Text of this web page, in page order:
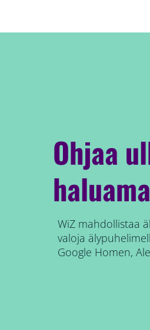
Ohjaa
WiZ mahdollistaa
valoja
Google Homen,